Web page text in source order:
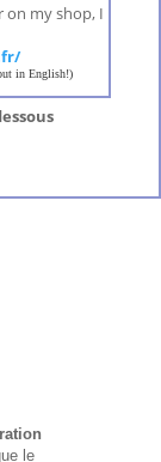
on my shop, I
in English!)
le